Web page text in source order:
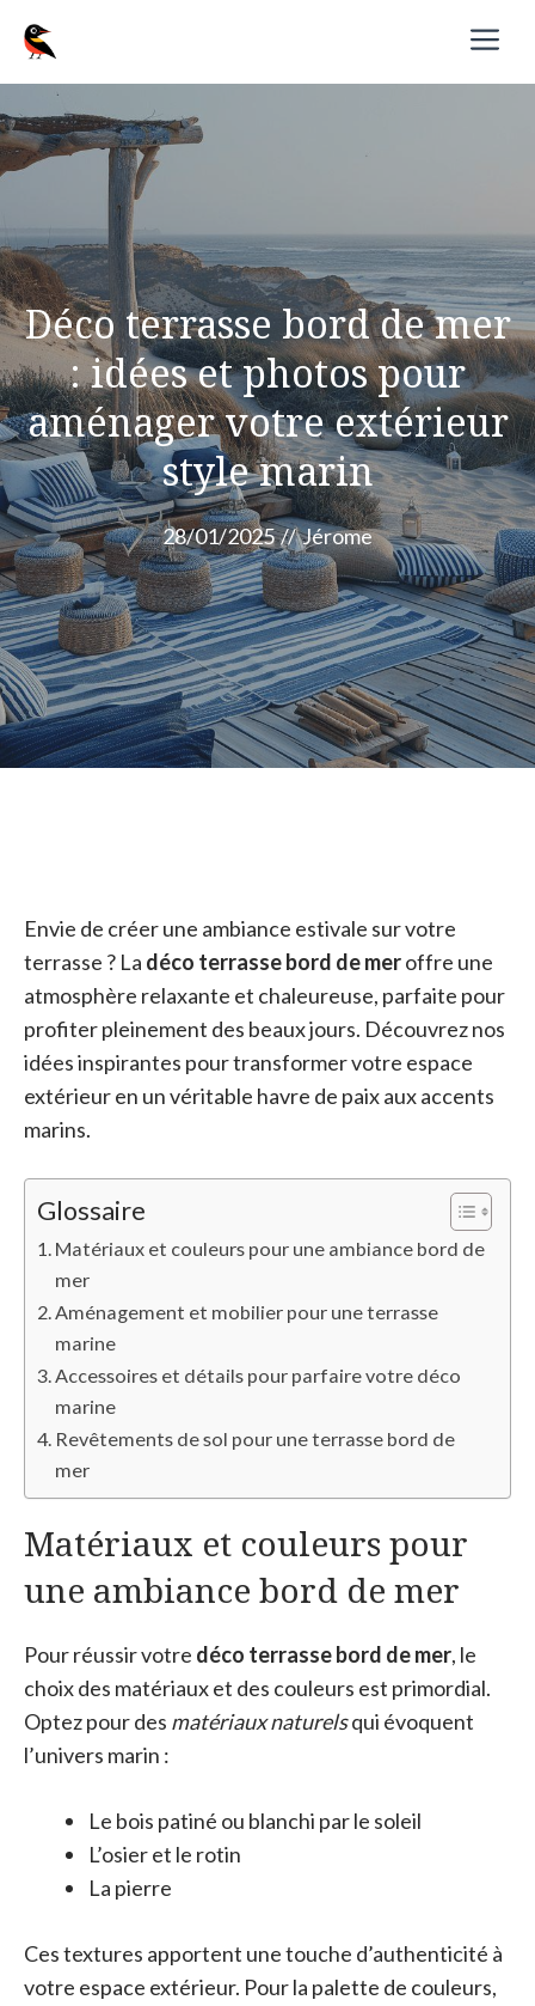
contenu
Déco terrasse bord de mer
: idées et photos pour
aménager votre extérieur
style marin
28/01/2025 // Jérome
Envie de créer une ambiance estivale sur votre
terrasse ? La déco terrasse bord de meroffre une
atmosphère relaxante et chaleureuse, parfaite pour
profiter pleinement des beaux jours. Découvrez nos
idées inspirantes pour transformer votre espace
extérieur en un véritable havre de paix aux accents
marins.
Glossaire
Matériaux et couleurs pour une ambiance bord de
mer
Aménagement et mobilier pour une terrasse
marine
Accessoires et détails pour parfaire votre déco
marine
Revêtements de sol pour une terrasse bord de
mer
Matériaux et couleurs pour
une ambiance bord de mer
Pour réussir votre déco terrasse bord de mer, le
choix des matériaux et des couleurs est primordial.
Optez pour des matériaux naturelsqui évoquent
l’univers marin :
Le bois patiné ou blanchi par le soleil
L’osier et le rotin
La pierre
Ces textures apportent une touche d’authenticité à
votre espace extérieur. Pour la palette de couleurs,